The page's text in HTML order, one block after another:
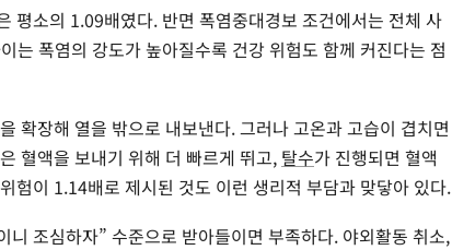
평소의 1.09배였다. 반면 폭염중대경보 조건에서는 전체 사
는 폭염의 강도가 높아질수록 건강 위험도 함께 커진다는 점
확장해 열을 밖으로 내보낸다. 그러나 고온과 고습이 겹치면
혈액을 보내기 위해 더 빠르게 뛰고, 탈수가 진행되면 혈액
험이 1.14배로 제시된 것도 이런 생리적 부담과 맞닿아 있다.
니 조심하자” 수준으로 받아들이면 부족하다. 야외활동 취소,